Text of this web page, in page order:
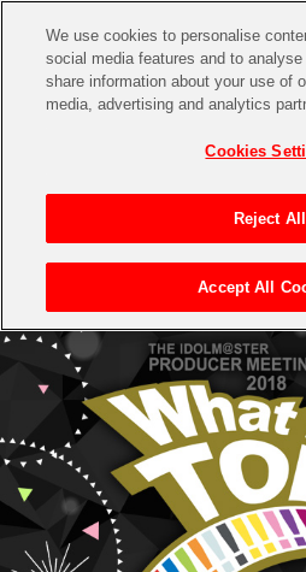
We use cookies to personalise
social media features and to
share information about your use of
media, advertising and analytics
Cookies
Reject All
Accept All